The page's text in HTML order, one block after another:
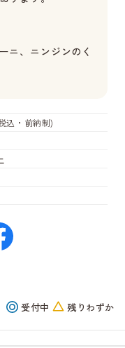
ニ、ニンジンのく
込・前納制)
受付中 残りわずか